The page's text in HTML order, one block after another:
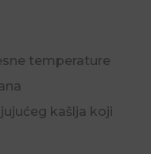
temperature
kašlja koji